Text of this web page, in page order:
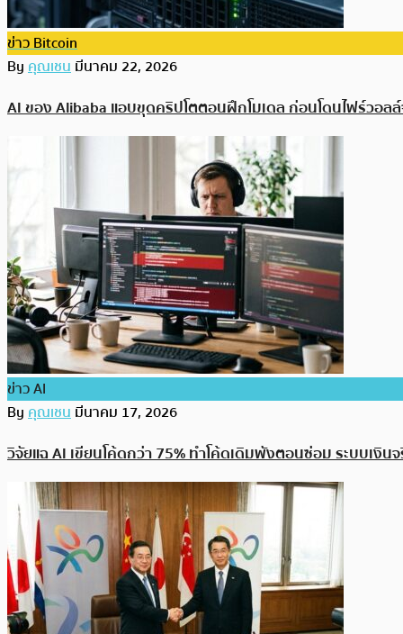
ข่าว Bitcoin
Byคุณเชนมีนาคม 22, 2026
AI ของ Alibaba แอบขุดคริปโตตอนฝึกโมเดล ก่อนโดนไฟร์วอล
ข่าว AI
Byคุณเชนมีนาคม 17, 2026
วิจัยแฉ AI เขียนโค้ดกว่า 75% ทำโค้ดเดิมพังตอนซ่อม ระบบเงิน